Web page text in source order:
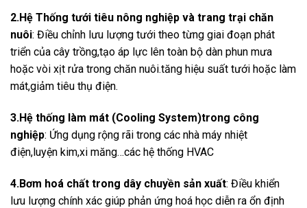
2.Hệ Thống tưới tiêu nông nghiệp và trang trại chăn
nuôi: Điều chỉnh lưu lượng tưới theo từng giai đoạn phát
triển của cây trồng,tạo áp lực lên toàn bộ dàn phun mưa
hoặc vòi xịt rửa trong chăn nuôi.tăng hiệu suất tưới hoặc làm
mát,giảm tiêu thụ điện.
3.Hệ thống làm mát (Cooling System)trong công
nghiệp: Ứng dụng rộng rãi trong các nhà máy nhiệt
điện,luyện kim,xi măng…các hệ thống HVAC
4.Bơm hoá chất trong dây chuyền sản xuất: Điều khiển
lưu lượng chính xác giúp phản ứng hoá học diễn ra ổn định